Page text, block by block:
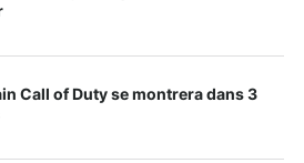
Call of Duty se montrera dans 3